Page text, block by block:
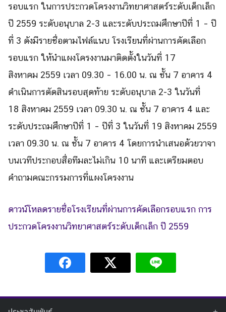
Search
Search
รอบแรก ในการประกวดโครงงานวิทยาศาสตร์ระดับเด็กเล็ก
ปี 2559 ระดับอนุบาล 2-3 และระดับประถมศึกษาปีที่ 1 – ปี
ที่ 3 ดังมีรายชื่อตามไฟล์แนบ โรงเรียนที่ผ่านการคัดเลือก
รอบแรก ให้นำแผงโครงงานมาติดตั้งในวันที่ 17
สิงหาคม 2559 เวลา 09.30 – 16.00 น. ณ ชั้น 7 อาคาร 4
ดำเนินการตัดสินรอบสุดท้าย ระดับอนุบาล 2-3 ในวันที่
1 8 สิงหาคม 2559 เวลา 09.30 น. ณ ชั้น 7 อาคาร 4 และ
ระดับประถมศึกษาปีที่ 1 – ปีที่ 3 ในวันที่ 19 สิงหาคม 2559
เวลา 09.30 น. ณ ชั้น 7 อาคาร 4 โดยการนำเสนอด้วยวาจา
บนเวทีประกอบสื่อทีมละไม่เกิน 10 นาที และเตรียมตอบ
คำถามคณะกรรมการที่แผงโครงงาน
ดาวน์โหลดรายชื่อโรงเรียนที่ผ่านการคัดเลือกรอบแรก การ
ประกวดโครงงานวิทยาศาสตร์ระดับเด็กเล็ก ปี 2559